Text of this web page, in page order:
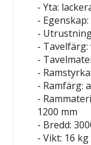
- Yta:
-
-
- Tavelfärg:
-
-
- Ramfärg:
-
1200 mm
- Bredd:
- Vikt: 16 kg